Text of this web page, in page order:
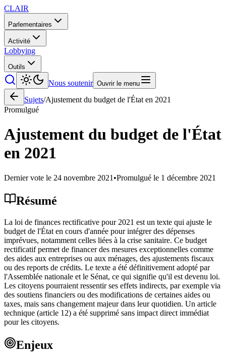
CLAIR
Parlementaires
Activité
Lobbying
Outils
Nous soutenir Ouvrir le menu
Sujets/Ajustement du budget de l'État en 2021
Promulgué
Ajustement du budget de l'État
en 2021
Dernier vote le 24 novembre 2021 •Promulgué le 1 décembre 2021
Résumé
La loi de finances rectificative pour 2021 est un texte qui ajuste le
budget de l'État en cours d'année pour intégrer des dépenses
imprévues, notamment celles liées à la crise sanitaire. Ce budget
rectificatif permet de financer des mesures exceptionnelles comme
des aides aux entreprises ou aux ménages, des ajustements fiscaux
ou des reports de crédits. Le texte a été définitivement adopté par
l'Assemblée nationale et le Sénat, ce qui signifie qu'il est devenu loi.
Les citoyens pourraient ressentir ses effets indirects, par exemple via
des soutiens financiers ou des modifications de certaines aides ou
taxes, mais sans changement majeur dans leur quotidien. Un article
technique (article 12) a été supprimé sans impact direct immédiat
pour les citoyens.
Enjeux